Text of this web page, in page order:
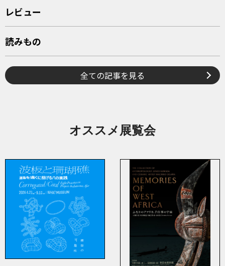
レビュー
読みもの
全ての記事を見る
オススメ展覧会